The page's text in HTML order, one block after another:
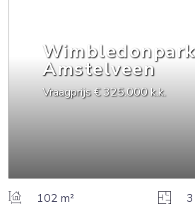
Wimbledonpark
Amstelveen
Vraagprijs€ 325.000k.k.
102 m²